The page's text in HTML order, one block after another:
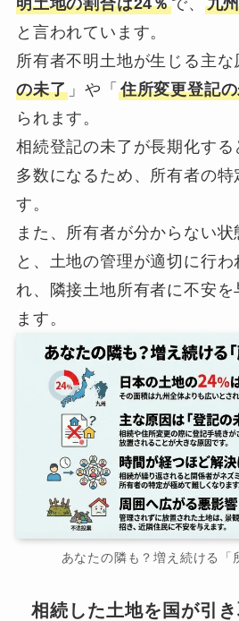
と言われています。
所有者不明土地が生じる主な
の未了 」や「 住所変更登記
られます。
相続登記の未了が長期化す
多数になるため、所有者の特
す。
また、所有者が分からない
と、土地の管理が適切に行わ
れ、隣接土地所有者に不安を
ます。
あなたの隣も？増え続ける「
相続した土地を国が引